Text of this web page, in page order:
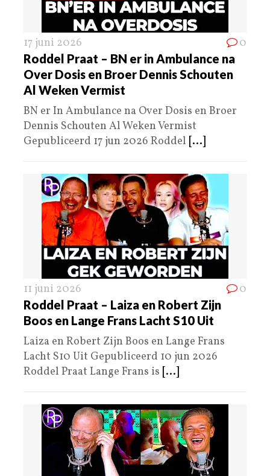
17 juni 2026 0
Roddel Praat – BN er in Ambulance na
Over Dosis en Broer Dennis Schouten
Al Weken Vermist
BN er In Ambulance na Over Dosis en Broer
Dennis Schouten Al Weken Vermist
Gepubliceerd 17 jun 2026 Roddel [...]
11 juni 2026 0
Roddel Praat – Laiza en Robert Zijn
Boos en Lange Frans Lacht S10 Uit
Laiza en Robert Zijn Boos en Lange Frans
Lacht S10 Uit Gepubliceerd 10 jun 2026
Roddel Praat Lange Frans is [...]